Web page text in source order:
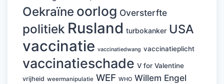
Oekraïne oorlog Oversterfte
politiek Rusland turbokanker USA
vaccinatie vaccinatiedwang vaccinatieplicht
vaccinatieschade V for Valentine
vrijheid weermanipulatie WEF WHO Willem Engel